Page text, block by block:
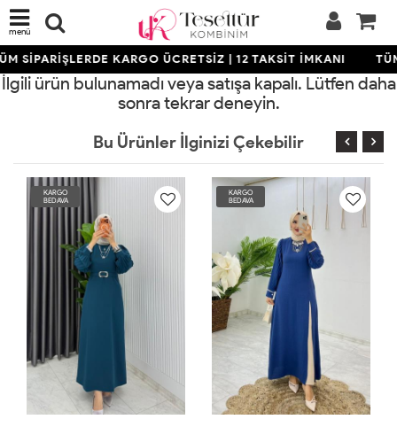
menü
SİPARİŞLERDE KARGO ÜCRETSİZ | 12 TAKSİT İMKANI
İlgili ürün bulunamadı veya satışa kapalı. Lütfen daha
sonra tekrar deneyin.
Bu Ürünler İlginizi Çekebilir
KARGO
BEDAVA
KARGO
BEDAVA